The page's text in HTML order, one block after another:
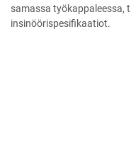
samassa työkappaleessa,
insinöörispesifikaatiot.